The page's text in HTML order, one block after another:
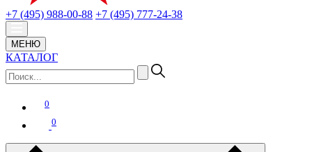
+7 (495) 988-00-88 +7 (495) 777-24-38
МЕНЮ
КАТАЛОГ
0
0